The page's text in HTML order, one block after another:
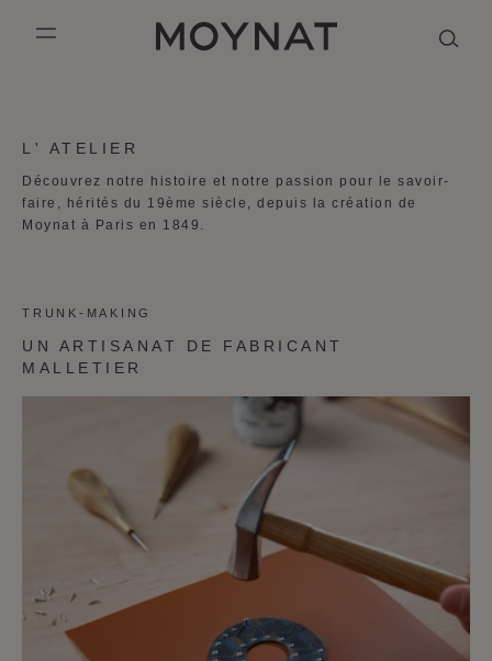
mobile_menu
MOYNAT PARIS
L' ATELIER
Découvrez notre histoire et notre passion pour le savoir-
faire, hérités du 19ème siècle, depuis la création de
Moynat à Paris en 1849.
TRUNK-MAKING
UN ARTISANAT DE FABRICANT
MALLETIER
GABRIELLE
CHINOIS (SIMPLIFIÉ)